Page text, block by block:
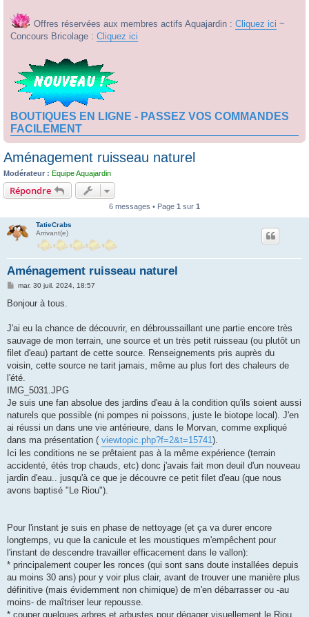
Offres réservées aux membres actifs Aquajardin : Cliquez ici ~
Concours Bricolage : Cliquez ici
BOUTIQUES EN LIGNE - PASSEZ VOS COMMANDES
FACILEMENT
Aménagement ruisseau naturel
Modérateur : Equipe Aquajardin
Répondre
6 messages • Page 1 sur 1
TatieCrabs
Arrivant(e)
Aménagement ruisseau naturel
M
s
g
mar. 30 juil. 2024, 18:57
Bonjour à tous.
J'ai eu la chance de découvrir, en débroussaillant une partie encore très
sauvage de mon terrain, une source et un très petit ruisseau (ou plutôt un
filet d'eau) partant de cette source. Renseignements pris auprès du
voisin, cette source ne tarit jamais, même au plus fort des chaleurs de
l'été.
IMG_5031.JPG
Je suis une fan absolue des jardins d'eau à la condition qu'ils soient aussi
naturels que possible (ni pompes ni poissons, juste le biotope local). J'en
ai réussi un dans une vie antérieure, dans le Morvan, comme expliqué
dans ma présentation ( viewtopic.php?f=2&t=15741).
Ici les conditions ne se prêtaient pas à la même expérience (terrain
accidenté, étés trop chauds, etc) donc j'avais fait mon deuil d'un nouveau
jardin d'eau.. jusqu'à ce que je découvre ce petit filet d'eau (que nous
avons baptisé "Le Riou").
Pour l'instant je suis en phase de nettoyage (et ça va durer encore
longtemps, vu que la canicule et les moustiques m'empêchent pour
l'instant de descendre travailler efficacement dans le vallon):
* principalement couper les ronces (qui sont sans doute installées depuis
au moins 30 ans) pour y voir plus clair, avant de trouver une manière plus
définitive (mais évidemment non chimique) de m'en débarrasser ou -au
moins- de maîtriser leur repousse.
* couper quelques arbres et arbustes pour dégager visuellement le Riou